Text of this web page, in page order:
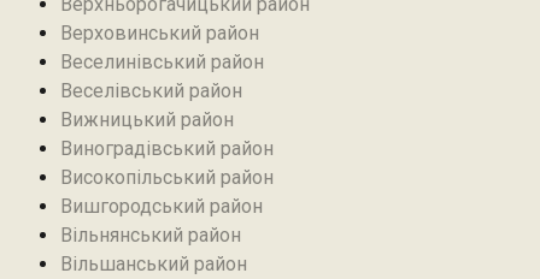
Верховинський район
Веселинівський район‎
Веселівський район‎
Вижницький район
Виноградівський район
Високопільський район
Вишгородський район
Вільнянський район‎
Вільшанський район